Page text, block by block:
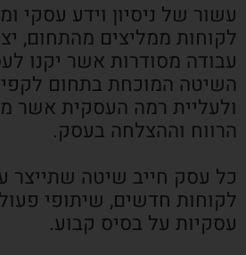
עשור של ניסיון וידע עסקי
לקוחות ממליצים מהתחום,
עבודה מסודרות אשר יקנו
השיטה המוכחת בתחום
ולעליית רמה העסקית אשר
הרווח וההצלחה בעסק.
כל עסק חייב שיטה שתייצר
לקוחות חדשים, שיתופי
עסקיות על בסיס קבוע.